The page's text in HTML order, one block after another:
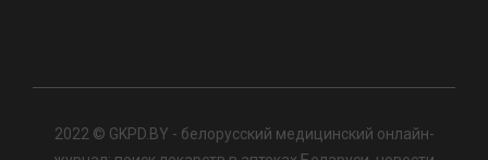
2022 © GKPD.BY - белорусский медицинский онлайн-